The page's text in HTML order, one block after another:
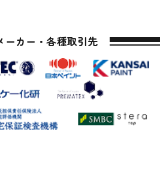
ーカー・各種取引先